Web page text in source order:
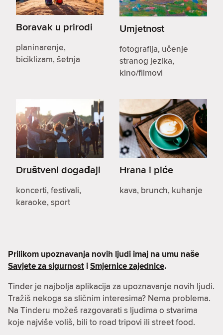
Boravak u prirodi
planinarenje,
biciklizam, šetnja
Umjetnost
fotografija, učenje
stranog jezika,
kino/filmovi
Društveni događaji
koncerti, festivali,
karaoke, sport
Hrana i piće
kava, brunch, kuhanje
Prilikom upoznavanja novih ljudi imaj na umu naše
Savjete za sigurnost iSmjernice zajednice.
Tinder je najbolja aplikacija za upoznavanje novih ljudi.
Tražiš nekoga sa sličnim interesima? Nema problema.
Na Tinderu možeš razgovarati s ljudima o stvarima
koje najviše voliš, bili to road tripovi ili street food.